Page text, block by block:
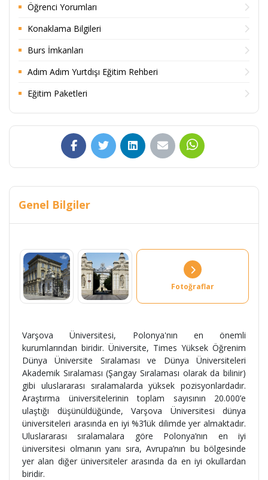
Öğrenci Yorumları
Konaklama Bilgileri
Burs İmkanları
Adım Adım Yurtdışı Eğitim Rehberi
Eğitim Paketleri
Genel Bilgiler
Fotoğraflar
Varşova Üniversitesi, Polonya'nın en önemli
kurumlarından biridir. Üniversite, Times Yüksek Öğrenim
Dünya Üniversite Sıralaması ve Dünya Üniversiteleri
Akademik Sıralaması (Şangay Sıralaması olarak da bilinir)
gibi uluslararası sıralamalarda yüksek pozisyonlardadır.
Araştırma üniversitelerinin toplam sayısının 20.000’e
ulaştığı düşünüldüğünde, Varşova Üniversitesi dünya
üniversiteleri arasında en iyi %3’lük dilimde yer almaktadır.
Uluslararası sıralamalara göre Polonya’nın en iyi
üniversitesi olmanın yanı sıra, Avrupa’nın bu bölgesinde
yer alan diğer üniversiteler arasında da en iyi okullardan
biridir.